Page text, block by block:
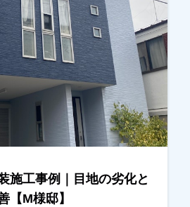
写真をご覧いただいたとこ
・外壁の目地（コーキング）
ことが分かり、今回の工事を
になりました。屋根について
久性を考慮し、**屋根カバー
）**をご提案させていただ
にて施工させていただきまし
むと雨漏りの原因になること
対処できてよかったとご主人
悩まれておりましたが、カラ
を使いながら何度か打ち合わ
施工事例｜目地の劣化と
【M様邸】